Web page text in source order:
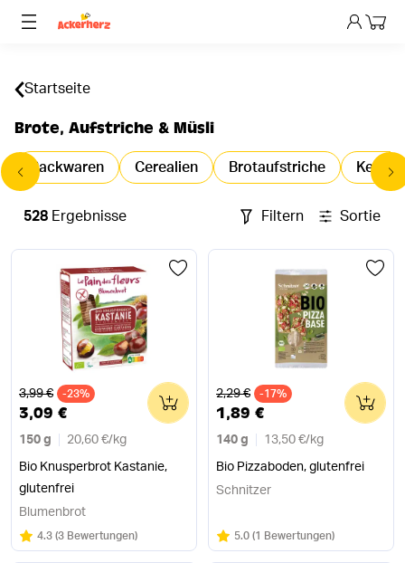
Dein
Startseite
Brote, Aufstriche & Müsli
Backwaren Cerealien Brotaufstriche Kerne,
528 Ergebnisse Filtern Sortieren
Alter Preis
3,99 € -23%
3,09 €
150 g 20,60 €/ kg
Bio Knusperbrot Kastanie,
glutenfrei
0
Blumenbrot
Bewertung:
4.3/5
(3 Bewertungen)
Alter Preis
2,29 € -17%
1,89 €
140 g 13,50 €/ kg
Bio Pizzaboden, glutenfrei
0
Schnitzer
Bewertung:
5.0/5
(1 Bewertungen)